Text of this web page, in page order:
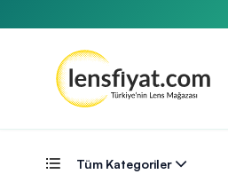
Tüm Kategoriler